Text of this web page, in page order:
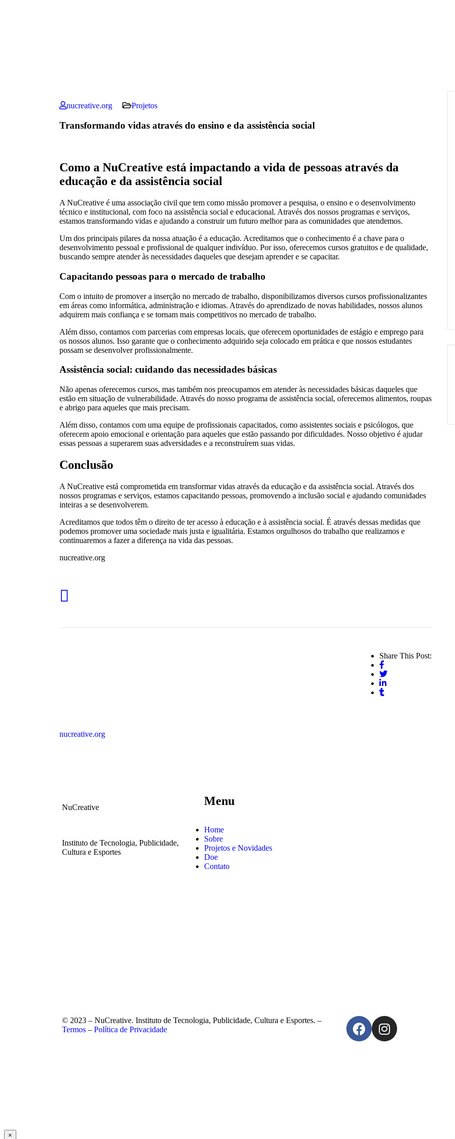
nucreative.org Projetos
Transformando vidas através do ensino e da assistência social
Como a NuCreative está impactando a vida de pessoas através da
educação e da assistência social
A NuCreative é uma associação civil que tem como missão promover a pesquisa, o ensino e o desenvolvimento
técnico e institucional, com foco na assistência social e educacional. Através dos nossos programas e serviços,
estamos transformando vidas e ajudando a construir um futuro melhor para as comunidades que atendemos.
Um dos principais pilares da nossa atuação é a educação. Acreditamos que o conhecimento é a chave para o
desenvolvimento pessoal e profissional de qualquer indivíduo. Por isso, oferecemos cursos gratuitos e de qualidade,
buscando sempre atender às necessidades daqueles que desejam aprender e se capacitar.
Capacitando pessoas para o mercado de trabalho
Com o intuito de promover a inserção no mercado de trabalho, disponibilizamos diversos cursos profissionalizantes
em áreas como informática, administração e idiomas. Através do aprendizado de novas habilidades, nossos alunos
adquirem mais confiança e se tornam mais competitivos no mercado de trabalho.
Além disso, contamos com parcerias com empresas locais, que oferecem oportunidades de estágio e emprego para
os nossos alunos. Isso garante que o conhecimento adquirido seja colocado em prática e que nossos estudantes
possam se desenvolver profissionalmente.
Assistência social: cuidando das necessidades básicas
Não apenas oferecemos cursos, mas também nos preocupamos em atender às necessidades básicas daqueles que
estão em situação de vulnerabilidade. Através do nosso programa de assistência social, oferecemos alimentos, roupas
e abrigo para aqueles que mais precisam.
Além disso, contamos com uma equipe de profissionais capacitados, como assistentes sociais e psicólogos, que
oferecem apoio emocional e orientação para aqueles que estão passando por dificuldades. Nosso objetivo é ajudar
essas pessoas a superarem suas adversidades e a reconstruírem suas vidas.
Conclusão
A NuCreative está comprometida em transformar vidas através da educação e da assistência social. Através dos
nossos programas e serviços, estamos capacitando pessoas, promovendo a inclusão social e ajudando comunidades
inteiras a se desenvolverem.
Acreditamos que todos têm o direito de ter acesso à educação e à assistência social. É através dessas medidas que
podemos promover uma sociedade mais justa e igualitária. Estamos orgulhosos do trabalho que realizamos e
continuaremos a fazer a diferença na vida das pessoas.
nucreative.org
Share This Post:
nucreative.org
NuCreative
Instituto de Tecnologia, Publicidade,
Cultura e Esportes
Menu
Home
Sobre
Projetos e Novidades
Doe
Contato
© 2023 – NuCreative. Instituto de Tecnologia, Publicidade, Cultura e Esportes. –
Termos – Política de Privacidade
×